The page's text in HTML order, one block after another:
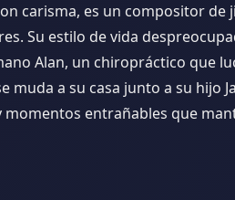
carisma, es un compositor de
Su estilo de vida
Alan, un chiropráctico que
a su casa junto a su hijo
momentos entrañables que